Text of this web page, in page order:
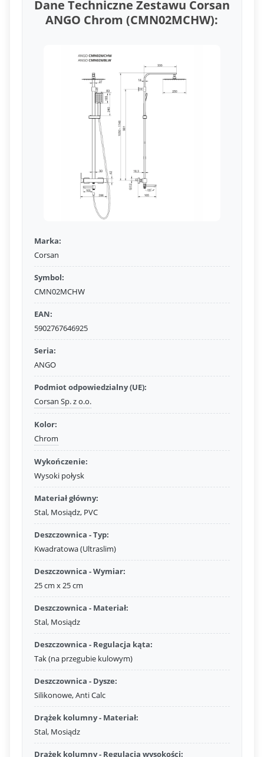
Dane Techniczne Zestawu Corsan
ANGO Chrom (CMN02MCHW):
Marka:
Corsan
Symbol:
CMN02MCHW
EAN:
5902767646925
Seria:
ANGO
Podmiot odpowiedzialny (UE):
Corsan Sp. z o.o.
Kolor:
Chrom
Wykończenie:
Wysoki połysk
Materiał główny:
Stal, Mosiądz, PVC
Deszczownica - Typ:
Kwadratowa (Ultraslim)
Deszczownica - Wymiar:
25 cm x 25 cm
Deszczownica - Materiał:
Stal, Mosiądz
Deszczownica - Regulacja kąta:
Tak (na przegubie kulowym)
Deszczownica - Dysze:
Silikonowe, Anti Calc
Drążek kolumny - Materiał:
Stal, Mosiądz
Drążek kolumny - Regulacja wysokości: